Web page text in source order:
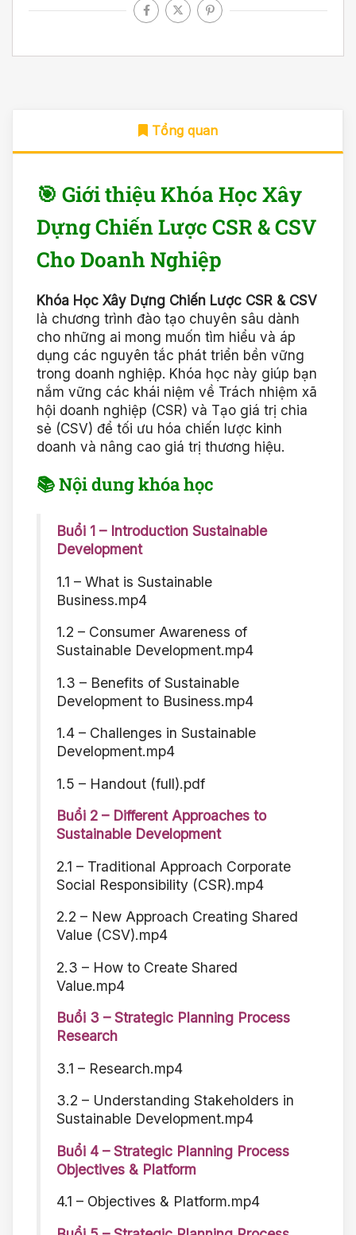
Tổng quan
🎯 Giới thiệu Khóa Học Xây
Dựng Chiến Lược CSR & CSV
Cho Doanh Nghiệp
Khóa Học Xây Dựng Chiến Lược CSR & CSV
là chương trình đào tạo chuyên sâu dành
cho những ai mong muốn tìm hiểu và áp
dụng các nguyên tắc phát triển bền vững
trong doanh nghiệp. Khóa học này giúp bạn
nắm vững các khái niệm về Trách nhiệm xã
hội doanh nghiệp (CSR) và Tạo giá trị chia
sẻ (CSV) để tối ưu hóa chiến lược kinh
doanh và nâng cao giá trị thương hiệu.
📚 Nội dung khóa học
Buổi 1 – Introduction Sustainable
Development
1.1 – What is Sustainable
Business.mp4
1.2 – Consumer Awareness of
Sustainable Development.mp4
1.3 – Benefits of Sustainable
Development to Business.mp4
1.4 – Challenges in Sustainable
Development.mp4
1.5 – Handout (full).pdf
Buổi 2 – Different Approaches to
Sustainable Development
2.1 – Traditional Approach Corporate
Social Responsibility (CSR).mp4
2.2 – New Approach Creating Shared
Value (CSV).mp4
2.3 – How to Create Shared
Value.mp4
Buổi 3 – Strategic Planning Process
Research
3.1 – Research.mp4
3.2 – Understanding Stakeholders in
Sustainable Development.mp4
Buổi 4 – Strategic Planning Process
Objectives & Platform
4.1 – Objectives & Platform.mp4